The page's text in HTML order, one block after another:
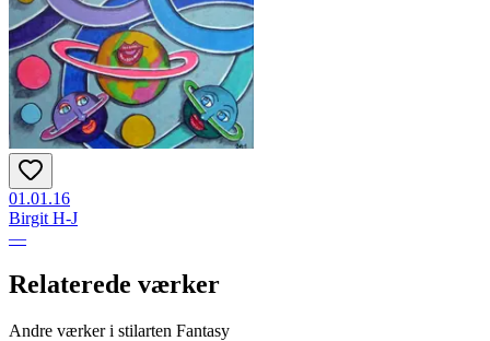
01.01.16
Birgit H-J
—
Relaterede værker
Andre værker i stilarten Fantasy